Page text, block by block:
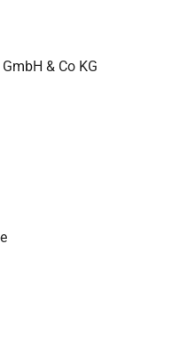
& Co KG